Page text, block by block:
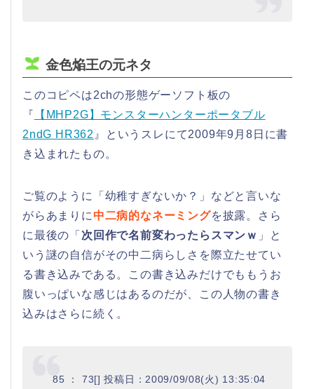
金色焔王の元ネタ
このコピペは2chの形態ゲーソフト板の
『
【MHP2G】モンスターハンターポータブル
2ndG HR362 』というスレにて2009年9月8日に書
き込まれたもの。
ご覧のように「幼稚すぎないか？」などと言いな
がらあまりに中二病的なネーミングを披露。さら
に最後の「 次回作で名前変わったらスマンｗ 」と
いう謎の自信がその中二病らしさを際立たせてい
る書き込みである。この書き込みだけでももうお
腹いっぱいな感じはあるのだが、この人物の書き
込みはさらに続く。
85 ： 73[] 投稿日：2009/09/08(火) 13:35:04